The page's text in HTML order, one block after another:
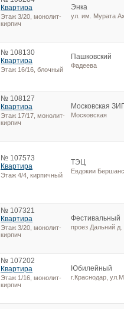
Квартира
Этаж 3/20, монолит-
кирпич
Энка
ул. им. Мурата
№ 108130
Квартира
Этаж 16/16, блочный
Пашковский
Фадеева
№ 108127
Квартира
Этаж 17/17, монолит-
кирпич
Московская
Московская
№ 107573
Квартира
Этаж 4/4, кирпичный
ТЭЦ
Евдокии
№ 107321
Квартира
Этаж 3/20, монолит-
кирпич
Фестивальный
проез Дальний д.
№ 107202
Квартира
Этаж 1/16, монолит-
кирпич
Юбилейный
г.Краснодар,